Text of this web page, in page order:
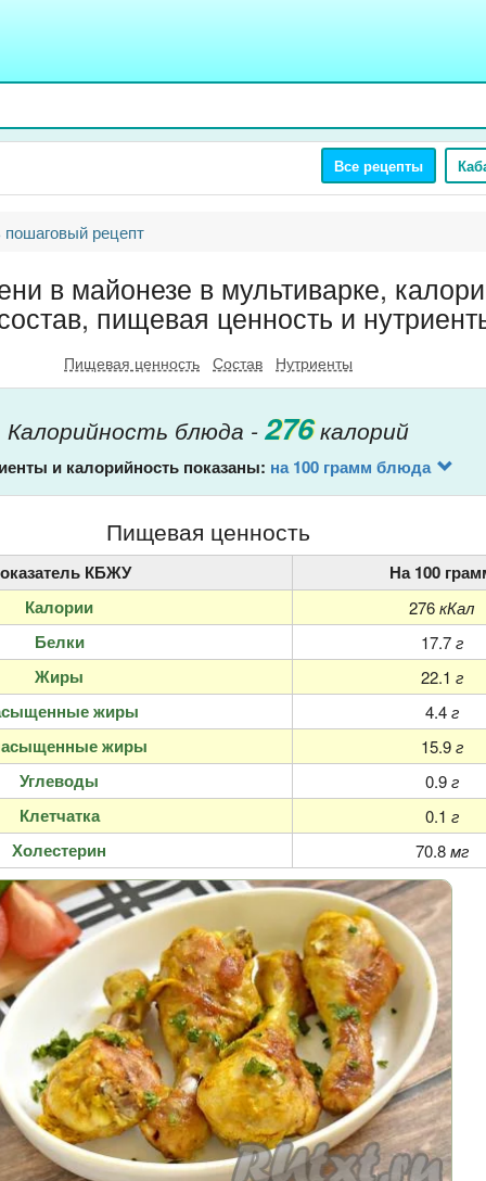
Все рецепты
рецепт
в майонезе в мультиварке,
пищевая ценность и
Пищевая ценность Состав Нутриенты
Калорийность блюда -276 калорий
и калорийность показаны: на 100 грамм блюда
Пищевая ценность
КБЖУ
На 100
Калории
276кКал
Белки 17.7 г
Жиры 22.1 г
жиры 4.4 г
жиры 15.9 г
Углеводы 0.9 г
Клетчатка 0.1 г
Холестерин 70.8 мг